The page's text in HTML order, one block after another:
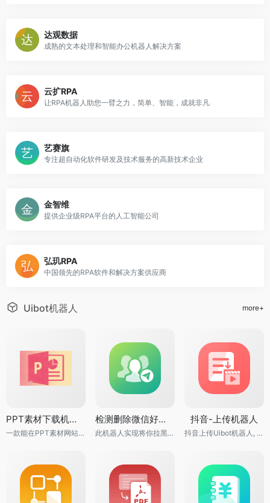
达观数据
成熟的文本处理和智能办公机器人解决方案
云扩RPA
让RPA机器人助您一臂之力，简单、智能，成就非凡
艺赛旗
专注超自动化软件研发及技术服务的高新技术企业
金智维
提供企业级RPA平台的人工智能公司
弘玑RPA
中国领先的RPA软件和解决方案供应商
Uibot机器人 more+
PPT素材下载机器人
一款能在PPT素材网站上自动下载并保存PPT素材的RPA机器人
检测删除微信好友机器人
此机器人实现将你拉黑好友进行检测删除
抖音-上传机器人
抖音上传Uibot机器人, 支持批量上传视频至抖音账号